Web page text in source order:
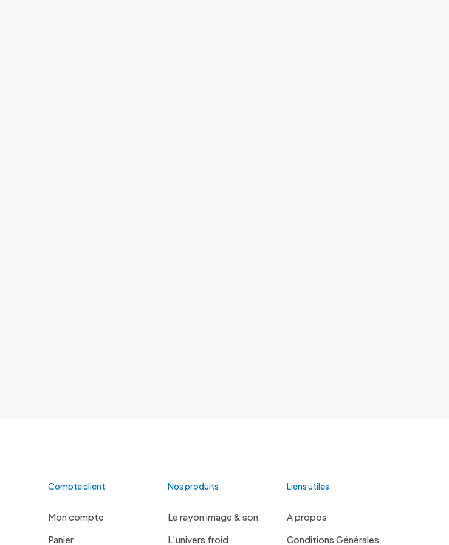
Compte client
Mon compte
Panier
Nos produits
Le rayon image & son
L’univers froid
Liens utiles
A propos
Conditions Générales